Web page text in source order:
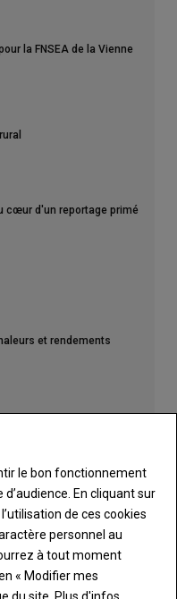
la FNSEA de la Vienne
cœur d'un reportage primé
et rendements
le bon fonctionnement
En cliquant sur
de ces cookies
personnel au
à tout moment
« Modifier mes
du site. Plus d'infos